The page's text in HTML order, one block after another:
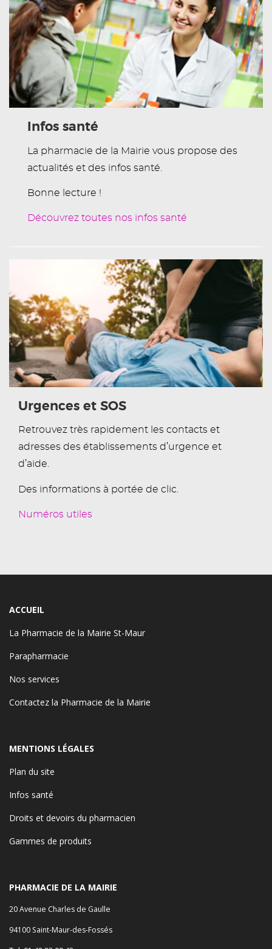
Infos santé
La pharmacie de la Mairie vous propose des
actualités et des infos santé.
Bonne lecture !
Découvrez toutes nos infos santé
Urgences et SOS
Retrouvez très rapidement les contacts et
adresses des établissements d’urgence et
d’aide.
Des informations à portée de clic.
Numéros utiles
ACCUEIL
La Pharmacie de la Mairie St-Maur
Parapharmacie
Nos services
Contactez la Pharmacie de la Mairie
MENTIONS LÉGALES
Plan du site
Infos santé
Droits et devoirs du pharmacien
Gammes de produits
PHARMACIE DE LA MAIRIE
20 Avenue Charles de Gaulle
94100 Saint-Maur-des-Fossés